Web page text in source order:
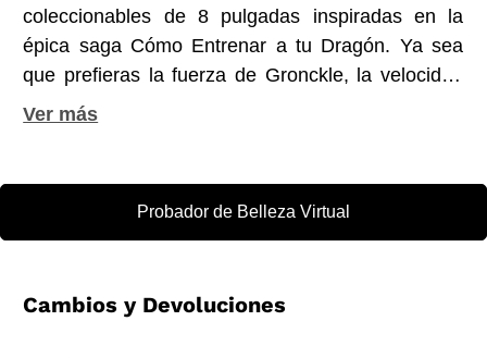
coleccionables de 8 pulgadas inspiradas en la
épica saga Cómo Entrenar a tu Dragón. Ya sea
que prefieras la fuerza de Gronckle, la velocidad
de Skrill o la inteligencia de Toothless (Chimuelo),
Probador de Belleza Virtual
Cambios y Devoluciones